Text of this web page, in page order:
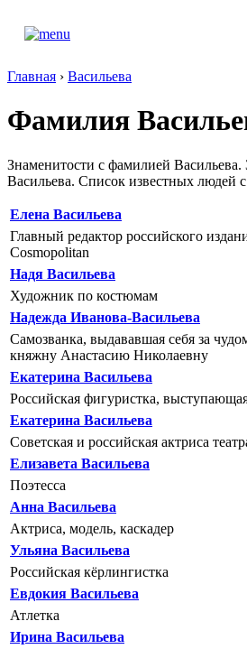
Главная › Васильева
Фамилия
Знаменитости с фамилией
Васильева. Список известных людей
Елена Васильева
Главный редактор российского
Cosmopolitan
Надя Васильева
Художник по костюмам
Надежда Иванова-Васильева
Самозванка, выдававшая себя за
княжну Анастасию Николаевну
Екатерина Васильева
Российская фигуристка,
Екатерина Васильева
Советская и российская актриса
Елизавета Васильева
Поэтесса
Анна Васильева
Актриса, модель, каскадер
Ульяна Васильева
Российская кёрлингистка
Евдокия Васильева
Атлетка
Ирина Васильева